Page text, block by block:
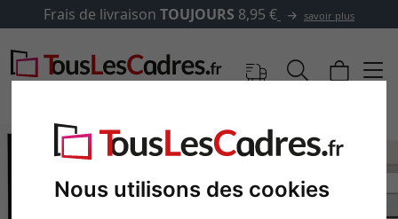
Nous utilisons des cookies
Frais de livraison TOUJOURS 8,95 € savoir plus